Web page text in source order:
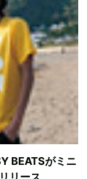
BEATSがミニ